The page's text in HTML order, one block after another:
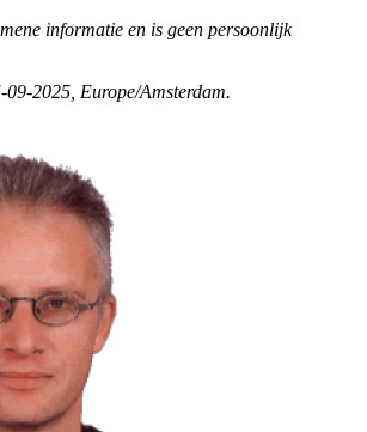
informatie en is geen persoonlijk
2025, Europe/Amsterdam.